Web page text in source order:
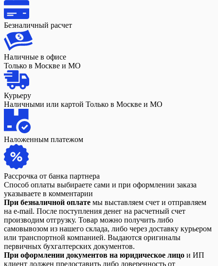
Безналичный расчет
Наличные в офисе
Только в Москве и МО
Курьеру
Наличными или картой Только в Москве и МО
Наложенным платежом
Рассрочка от банка партнера
Способ оплаты выбираете сами и при оформлении заказа
указываете в комментарии
При безналичной оплате мы выставляем счет и отправляем
на e-mail. После поступления денег на расчетный счет
производим отгрузку. Товар можно получить либо
самовывозом из нашего склада, либо через доставку курьером
или транспортной компанией. Выдаются оригиналы
первичных бухгалтерских документов.
При оформлении документов на юридическое лицо и ИП
клиент должен предоставить либо доверенность от